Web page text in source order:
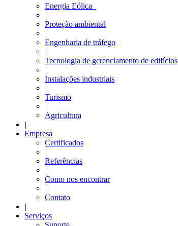
Energia Eólica
|
Proteção ambiental
|
Engenharia de tráfego
|
Tecnologia de gerenciamento de edifícios
|
Instalações industriais
|
Turismo
|
Agricultura
|
Empresa
Certificados
|
Referências
|
Como nos encontrar
|
Contato
|
Serviços